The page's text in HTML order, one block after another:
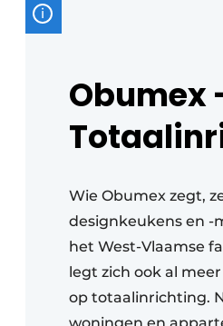
Obumex
Wie Obumex zegt,
designkeukens en -
het West-Vlaamse
legt zich ook al
op totaalinrichting.